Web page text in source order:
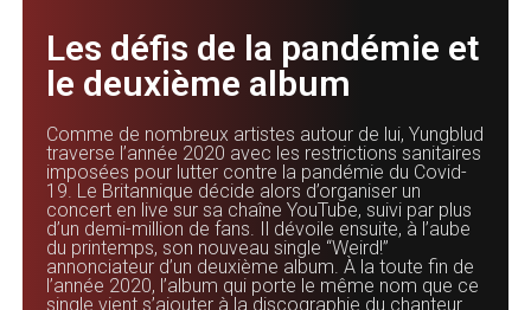
Les défis de la pandémie et
le deuxième album
Comme de nombreux artistes autour de lui, Yungblud
traverse l’année 2020 avec les restrictions sanitaires
imposées pour lutter contre la pandémie du Covid-
19. Le Britannique décide alors d’organiser un
concert en live sur sa chaîne YouTube, suivi par plus
d’un demi-million de fans. Il dévoile ensuite, à l’aube
du printemps, son nouveau single “Weird!”
annonciateur d’un deuxième album. À la toute fin de
l’année 2020, l’album qui porte le même nom que ce
single vient s’ajouter à la discographie du chanteur